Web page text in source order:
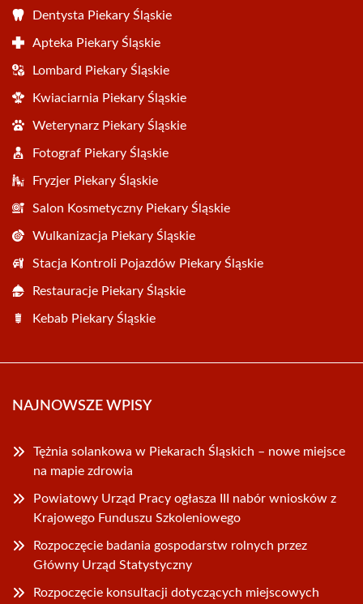
Dentysta Piekary Śląskie
Apteka Piekary Śląskie
Lombard Piekary Śląskie
Kwiaciarnia Piekary Śląskie
Weterynarz Piekary Śląskie
Fotograf Piekary Śląskie
Fryzjer Piekary Śląskie
Salon Kosmetyczny Piekary Śląskie
Wulkanizacja Piekary Śląskie
Stacja Kontroli Pojazdów Piekary Śląskie
Restauracje Piekary Śląskie
Kebab Piekary Śląskie
NAJNOWSZE WPISY
Tężnia solankowa w Piekarach Śląskich – nowe miejsce
na mapie zdrowia
Powiatowy Urząd Pracy ogłasza III nabór wniosków z
Krajowego Funduszu Szkoleniowego
Rozpoczęcie badania gospodarstw rolnych przez
Główny Urząd Statystyczny
Rozpoczęcie konsultacji dotyczących miejscowych